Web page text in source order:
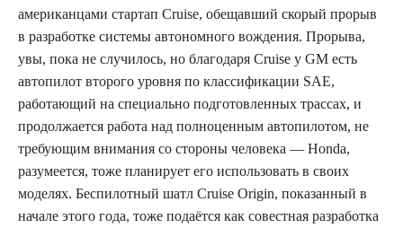
американцами стартап Cruise, обещавший скорый прорыв
в разработке системы автономного вождения. Прорыва,
увы, пока не случилось, но благодаря Cruise у GM есть
автопилот второго уровня по классификации SAE,
работающий на специально подготовленных трассах, и
продолжается работа над полноценным автопилотом, не
требующим внимания со стороны человека — Honda,
разумеется, тоже планирует его использовать в своих
моделях. Беспилотный шатл Cruise Origin, показанный в
начале этого года, тоже подаётся как совестная разработка